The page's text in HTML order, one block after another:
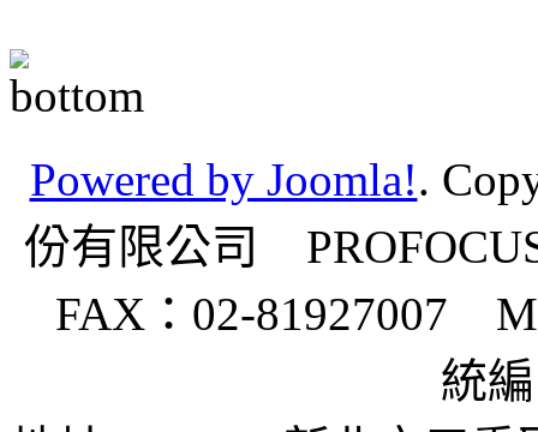
Powered by Joomla!.
份有限公司
FAX：02-81927007
統編